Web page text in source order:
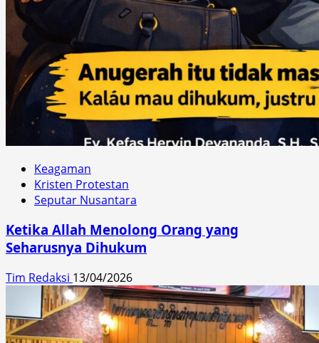
Keagaman
Kristen Protestan
Seputar Nusantara
Ketika Allah Menolong Orang yang
Seharusnya Dihukum
Tim Redaksi 13/04/2026